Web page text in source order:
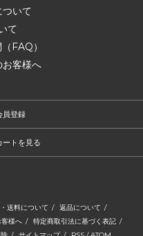
いて
て
FAQ）
お客様へ
員登録
ートを見る
送料について / 返品について /
様へ / 特定商取引法に基づく表記 /